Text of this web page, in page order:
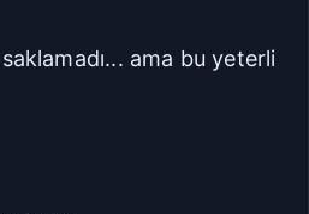
ama bu yeterli